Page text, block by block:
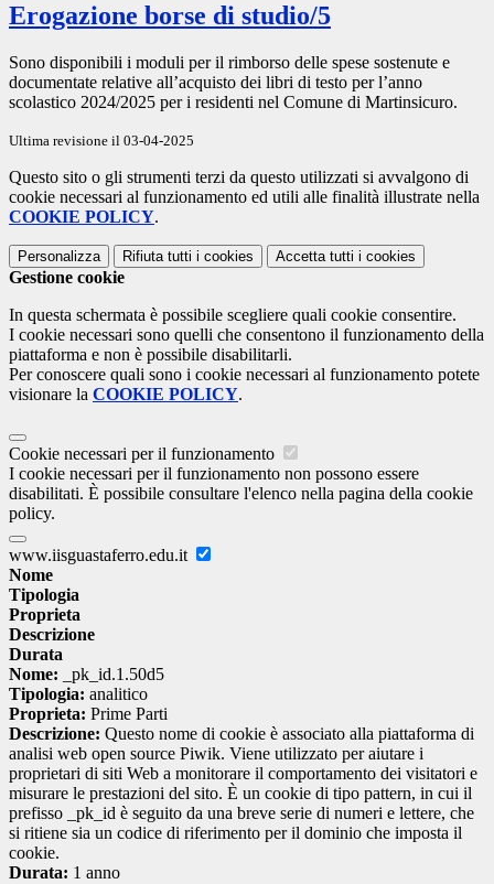
Erogazione borse di studio/5
Sono disponibili i moduli per il rimborso delle spese sostenute e
documentate relative all’acquisto dei libri di testo per l’anno
scolastico 2024/2025 per i residenti nel Comune di Martinsicuro.
Ultima revisione il 03-04-2025
Questo sito o gli strumenti terzi da questo utilizzati si avvalgono di
cookie necessari al funzionamento ed utili alle finalità illustrate nella
COOKIE POLICY.
Personalizza Rifiuta tutti i cookies Accetta tutti i cookies
Gestione cookie
In questa schermata è possibile scegliere quali cookie consentire.
I cookie necessari sono quelli che consentono il funzionamento della
piattaforma e non è possibile disabilitarli.
Per conoscere quali sono i cookie necessari al funzionamento potete
visionare la COOKIE POLICY.
Cookie necessari per il funzionamento
I cookie necessari per il funzionamento non possono essere
disabilitati. È possibile consultare l'elenco nella pagina della cookie
policy.
www.iisguastaferro.edu.it
Nome
Tipologia
Proprieta
Descrizione
Durata
Nome: _pk_id.1.50d5
Tipologia: analitico
Proprieta: Prime Parti
Descrizione: Questo nome di cookie è associato alla piattaforma di
analisi web open source Piwik. Viene utilizzato per aiutare i
proprietari di siti Web a monitorare il comportamento dei visitatori e
misurare le prestazioni del sito. È un cookie di tipo pattern, in cui il
prefisso _pk_id è seguito da una breve serie di numeri e lettere, che
si ritiene sia un codice di riferimento per il dominio che imposta il
cookie.
Durata: 1 anno